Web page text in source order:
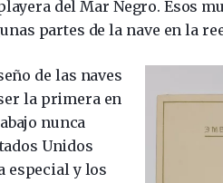
del Mar Negro. Esos
partes de la nave en la
de las naves
la primera en
nunca
Unidos
especial y los